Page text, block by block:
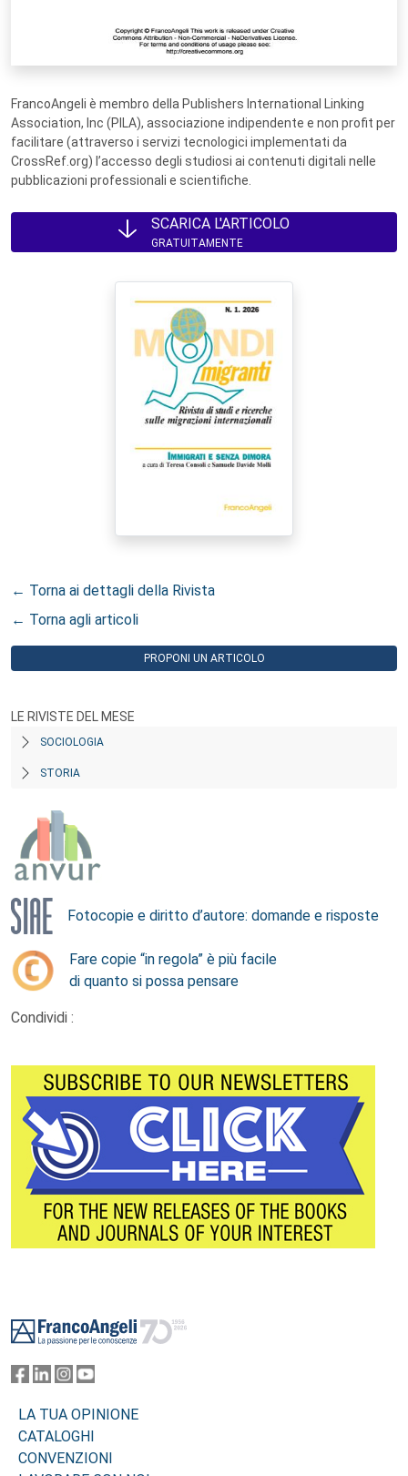
FrancoAngeli è membro della Publishers International Linking
Association, Inc (PILA), associazione indipendente e non profit per
facilitare (attraverso i servizi tecnologici implementati da
CrossRef.org) l’accesso degli studiosi ai contenuti digitali nelle
pubblicazioni professionali e scientifiche.
SCARICA L'ARTICOLO
GRATUITAMENTE
← Torna ai dettagli della Rivista
← Torna agli articoli
PROPONI UN ARTICOLO
LE RIVISTE DEL MESE
SOCIOLOGIA
STORIA
Fotocopie e diritto d’autore: domande e risposte
Fare copie “in regola” è più facile
di quanto si possa pensare
Condividi :
LA TUA OPINIONE
CATALOGHI
CONVENZIONI